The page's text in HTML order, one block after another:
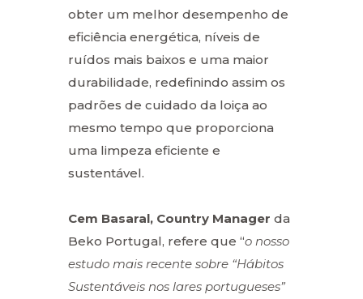
obter um melhor desempenho de
eficiência energética, níveis de
ruídos mais baixos e uma maior
durabilidade, redefinindo assim os
padrões de cuidado da loiça ao
mesmo tempo que proporciona
uma limpeza eficiente e
sustentável.
Cem Basaral, Country Manager da
Beko Portugal, refere que “o nosso
estudo mais recente sobre “Hábitos
Sustentáveis nos lares portugueses”